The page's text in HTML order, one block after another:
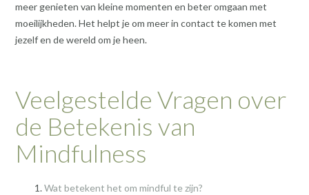
meer genieten van kleine momenten en beter omgaan met
moeilijkheden. Het helpt je om meer in contact te komen met
jezelf en de wereld om je heen.
Veelgestelde Vragen over
de Betekenis van
Mindfulness
Wat betekent het om mindful te zijn?